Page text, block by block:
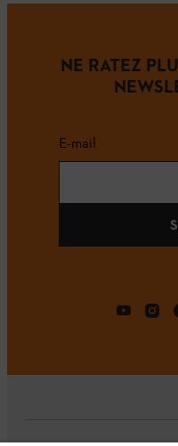
NE RATEZ
E-mail